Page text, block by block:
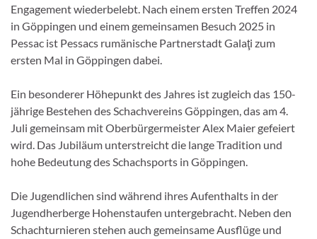
Engagement wiederbelebt. Nach einem ersten Treffen 2024
in Göppingen und einem gemeinsamen Besuch 2025 in
Pessac ist Pessacs rumänische Partnerstadt Galaţi zum
ersten Mal in Göppingen dabei.
Ein besonderer Höhepunkt des Jahres ist zugleich das 150-
jährige Bestehen des Schachvereins Göppingen, das am 4.
Juli gemeinsam mit Oberbürgermeister Alex Maier gefeiert
wird. Das Jubiläum unterstreicht die lange Tradition und
hohe Bedeutung des Schachsports in Göppingen.
Die Jugendlichen sind während ihres Aufenthalts in der
Jugendherberge Hohenstaufen untergebracht. Neben den
Schachturnieren stehen auch gemeinsame Ausflüge und